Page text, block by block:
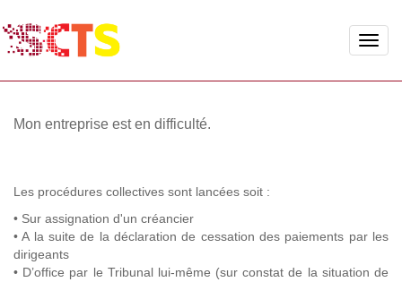
Toggle
Mon entreprise est en difficulté.
Les procédures collectives sont lancées soit :
• Sur assignation d'un créancier
• A la suite de la déclaration de cessation des paiements par les
dirigeants
• D’office par le Tribunal lui-même (sur constat de la situation de